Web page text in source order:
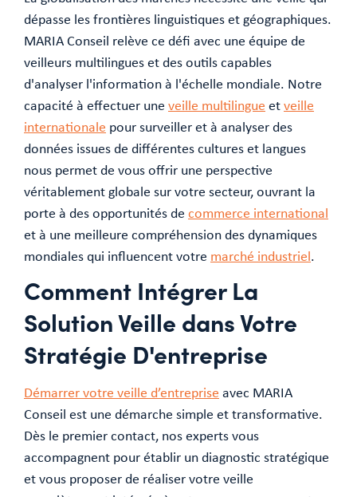
dépasse les frontières linguistiques et géographiques.
MARIA Conseil relève ce défi avec une équipe de
veilleurs multilingues et des outils capables
d'analyser l'information à l'échelle mondiale. Notre
capacité à effectuer une veille multilingue etveille
internationale pour surveiller et à analyser des
données issues de différentes cultures et langues
nous permet de vous offrir une perspective
véritablement globale sur votre secteur, ouvrant la
porte à des opportunités de commerce international
et à une meilleure compréhension des dynamiques
mondiales qui influencent votre marché industriel.
Comment Intégrer La
Solution Veille dans Votre
Stratégie D'entreprise
Démarrer votre veille d’entreprise avec MARIA
Conseil est une démarche simple et transformative.
Dès le premier contact, nos experts vous
accompagnent pour établir un diagnostic stratégique
et vous proposer de réaliser votre veille